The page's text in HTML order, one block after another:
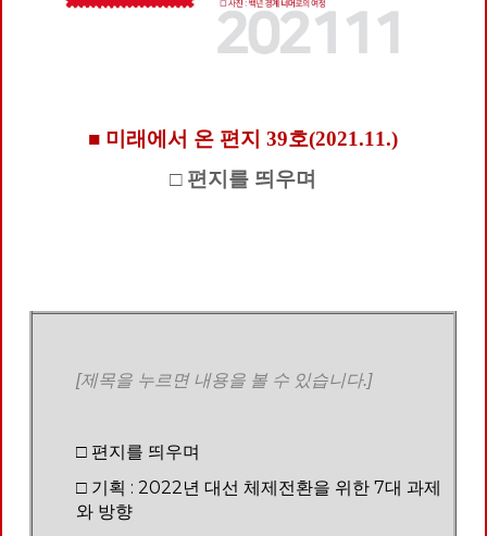
■ 미래에서 온 편지 39호(2021.11.)
□ 편지를 띄우며
[제목을 누르면 내용을 볼 수 있습니다.]
□ 편지를 띄우며
□ 기획 : 2022년 대선 체제전환을 위한 7대 과제
와 방향